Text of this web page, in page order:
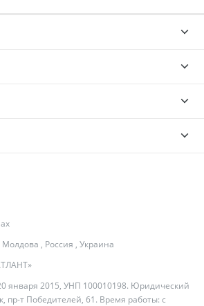
января 2015, УНП 100010198. Юридический
пр-т Победителей, 61. Время работы: с
Молдова , Россия , Украина